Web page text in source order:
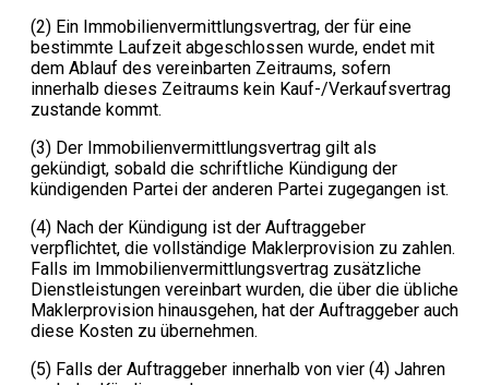
(2) Ein Immobilienvermittlungsvertrag, der für eine
bestimmte Laufzeit abgeschlossen wurde, endet mit
dem Ablauf des vereinbarten Zeitraums, sofern
innerhalb dieses Zeitraums kein Kauf-/Verkaufsvertrag
zustande kommt.
(3) Der Immobilienvermittlungsvertrag gilt als
gekündigt, sobald die schriftliche Kündigung der
kündigenden Partei der anderen Partei zugegangen ist.
(4) Nach der Kündigung ist der Auftraggeber
verpflichtet, die vollständige Maklerprovision zu zahlen.
Falls im Immobilienvermittlungsvertrag zusätzliche
Dienstleistungen vereinbart wurden, die über die übliche
Maklerprovision hinausgehen, hat der Auftraggeber auch
diese Kosten zu übernehmen.
(5) Falls der Auftraggeber innerhalb von vier (4) Jahren